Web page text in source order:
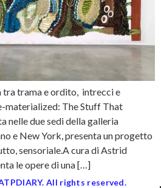
tra trama e ordito, intrecci e
materialized: The Stuff That
nelle due sedi della galleria
e New York, presenta un progetto
sensoriale.A cura di Astrid
le opere di una […]
All rights reserved.